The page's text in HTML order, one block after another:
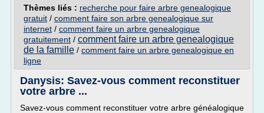
Thèmes liés : recherche pour faire arbre genealogique
gratuit / comment faire son arbre genealogique sur
internet / comment faire un arbre genealogique
gratuitement / comment faire un arbre genealogique
de la famille / comment faire un arbre genealogique en
ligne
Danysis: Savez-vous comment reconstituer
votre arbre ...
Savez-vous comment reconstituer votre arbre généalogique